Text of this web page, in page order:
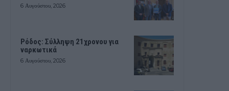
6 Αυγούστου, 2026
Ρόδος: Σύλληψη 21χρονου για
ναρκωτικά
6 Αυγούστου, 2026